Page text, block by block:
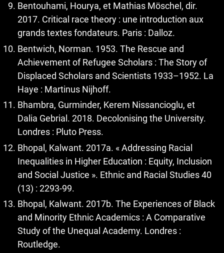
Bentouhami, Hourya, et Mathias Möschel, dir.
2017. Critical race theory : une introduction aux
grands textes fondateurs. Paris : Dalloz.
Bentwich, Norman. 1953. The Rescue and
Achievement of Refugee Scholars : The Story of
Displaced Scholars and Scientists 1933–1952. La
Haye : Martinus Nijhoff.
Bhambra, Gurminder, Kerem Nissancioglu, et
Dalia Gebrial. 2018. Decolonising the University.
Londres : Pluto Press.
Bhopal, Kalwant. 2017a. « Addressing Racial
Inequalities in Higher Education : Equity, Inclusion
and Social Justice ». Ethnic and Racial Studies 40
(13) : 2293‑99.
Bhopal, Kalwant. 2017b. The Experiences of Black
and Minority Ethnic Academics : A Comparative
Study of the Unequal Academy. Londres :
Routledge.